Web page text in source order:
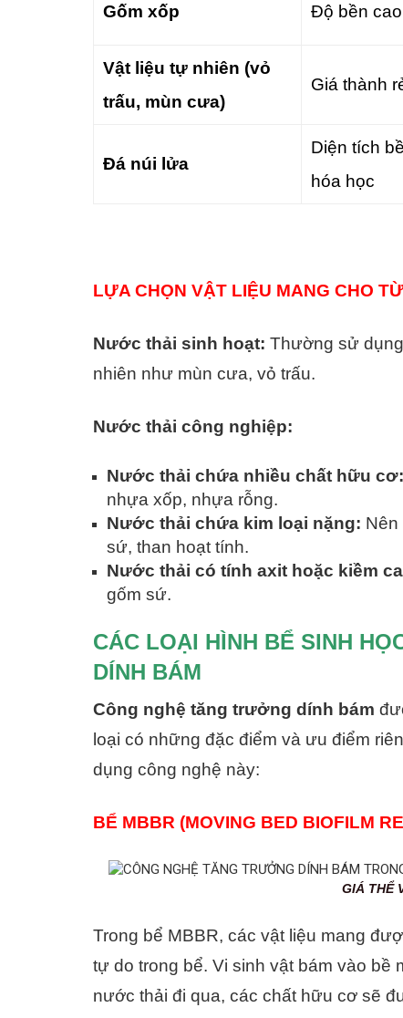
Gốm xốp Độ bền
Vật liệu tự nhiên (vỏ
trấu, mùn cưa)
Giá thành
Đá núi lửa
Diện tích
hóa học
LỰA CHỌN VẬT LIỆU MANG CHO
Nước thải sinh hoạt: Thường sử
nhiên như mùn cưa, vỏ trấu.
Nước thải công nghiệp:
Nước thải chứa nhiều chất hữu cơ:
nhựa xốp, nhựa rỗng.
Nước thải chứa kim loại nặng: Nên
sứ, than hoạt tính.
Nước thải có tính axit hoặc kiềm
gốm sứ.
CÁC LOẠI HÌNH BỂ SINH
DÍNH BÁM
Công nghệ tăng trưởng dính bám
loại có những đặc điểm và ưu điểm
dụng công nghệ này:
BỂ MBBR (MOVING BED BIOFILM
GIÁ THỂ VI SINH HÌNH
Trong bể MBBR, các vật liệu mang
tự do trong bể. Vi sinh vật bám vào bề
nước thải đi qua, các chất hữu cơ sẽ